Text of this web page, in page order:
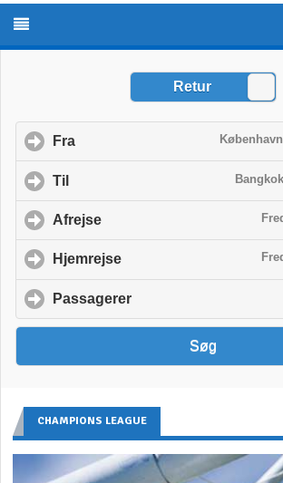
CHAMPIONS LEAGUE